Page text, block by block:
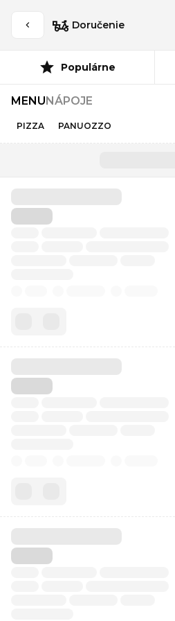
Doručenie
Populárne
MENUNÁPOJE
PIZZA PANUOZZO